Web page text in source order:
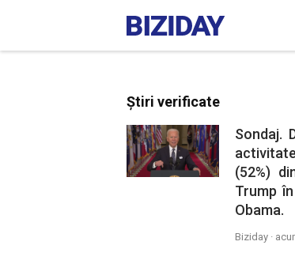
Știri verificate
Sondaj.
(52%)
Trump
Obama.
Biziday ·